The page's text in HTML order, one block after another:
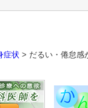
症状 > だるい・倦怠感